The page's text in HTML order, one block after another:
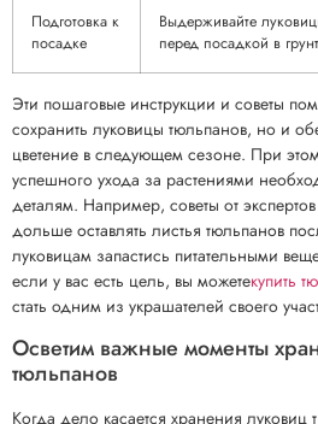
Подготовка к
посадке
Выдерживайте
перед посадкой в грунт
Эти пошаговые инструкции и советы
сохранить луковицы тюльпанов, но и
цветение в следующем сезоне. При
успешного ухода за растениями
деталям. Например, советы от
дольше оставлять листья тюльпанов
луковицам запастись питательными
если у вас есть цель, вы можетекупить
стать одним из украшателей своего
Осветим важные моменты
тюльпанов
Когда дело касается хранения